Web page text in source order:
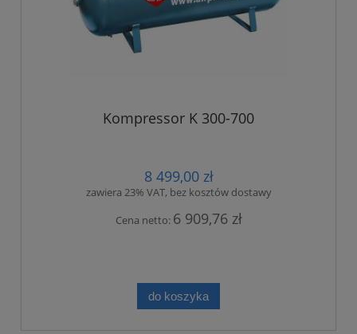
Kompressor K 300-700
8 499,00 zł
zawiera 23% VAT, bez kosztów dostawy
Cena netto: 6 909,76 zł
do koszyka